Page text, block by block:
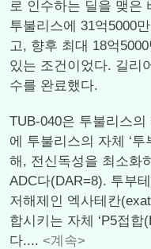
로 인수하는 딜을 맺은
투불리스에 31억5000
고, 향후 최대 18억
있는 조건이었다. 길리
수를 완료했다.
TUB-040은 투불리스
에 투불리스의 자체 ‘투
해, 전신독성을 최소화
ADC다(DAR=8). 투부
저해제인 엑사테칸
합시키는 자체 ‘P5접합
다.... <계속>